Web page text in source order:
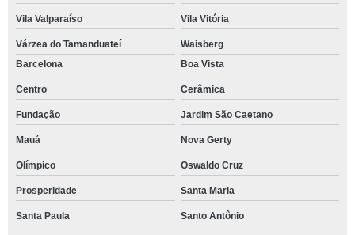
Vila Valparaíso Vila Vitória
Várzea do Tamanduateí
Waisberg
Barcelona
Boa Vista
Centro Cerâmica
Fundação Jardim São Caetano
Mauá Nova Gerty
Olímpico Oswaldo Cruz
Prosperidade Santa Maria
Santa Paula Santo Antônio